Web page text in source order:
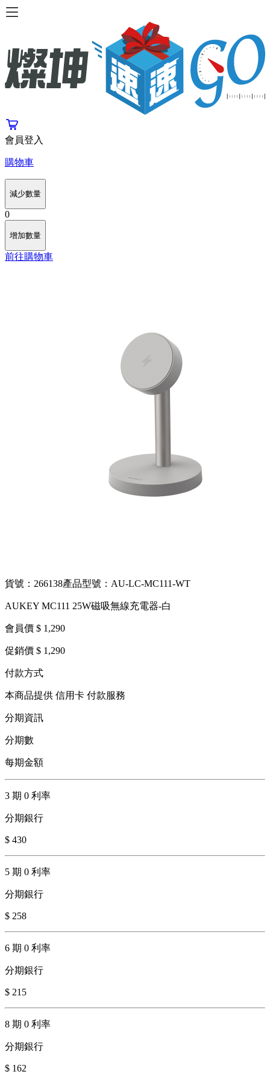
會員登入
購物車
減少數量
0
增加數量
前往購物車
貨號：266138產品型號：AU-LC-MC111-WT
AUKEY MC111 25W磁吸無線充電器-白
會員價 $ 1,290
促銷價 $ 1,290
付款方式
本商品提供 信用卡 付款服務
分期資訊
分期數
每期金額
3 期 0 利率
分期銀行
$ 430
5 期 0 利率
分期銀行
$ 258
6 期 0 利率
分期銀行
$ 215
8 期 0 利率
分期銀行
$ 162